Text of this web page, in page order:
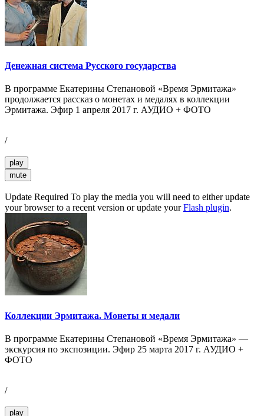
Денежная система Русского государства
В программе Екатерины Степановой «Время Эрмитажа»
продолжается рассказ о монетах и медалях в коллекции
Эрмитажа. Эфир 1 апреля 2017 г. АУДИО + ФОТО
/
play
mute
Update Required To play the media you will need to either update
your browser to a recent version or update yourFlash plugin.
Коллекции Эрмитажа. Монеты и медали
В программе Екатерины Степановой «Время Эрмитажа» —
экскурсия по экспозиции. Эфир 25 марта 2017 г. АУДИО +
ФОТО
/
play